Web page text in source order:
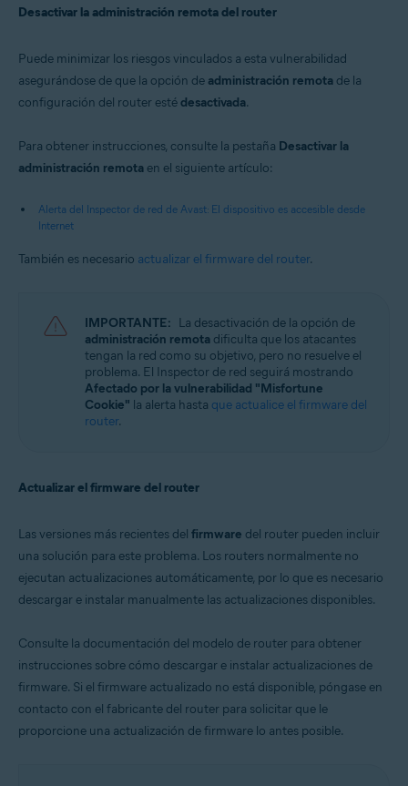
Desactivar la administración remota del router
Puede minimizar los riesgos vinculados a esta vulnerabilidad
asegurándose de que la opción de administración remota de la
configuración del router estédesactivada.
Para obtener instrucciones, consulte la pestaña Desactivar la
administración remota en el siguiente artículo:
Alerta del Inspector de red de Avast: El dispositivo es accesible desde
Internet
También es necesario actualizar el firmware del router.
IMPORTANTE: La desactivación de la opción de
administración remota dificulta que los atacantes
tengan la red como su objetivo, pero no resuelve el
problema. El Inspector de red seguirá mostrando
Afectado por la vulnerabilidad "Misfortune
Cookie" la alerta hasta que actualice el firmware del
router.
Actualizar el firmware del router
Las versiones más recientes del firmware del router pueden incluir
una solución para este problema. Los routers normalmente no
ejecutan actualizaciones automáticamente, por lo que es necesario
descargar e instalar manualmente las actualizaciones disponibles.
Consulte la documentación del modelo de router para obtener
instrucciones sobre cómo descargar e instalar actualizaciones de
firmware. Si el firmware actualizado no está disponible, póngase en
contacto con el fabricante del router para solicitar que le
proporcione una actualización de firmware lo antes posible.